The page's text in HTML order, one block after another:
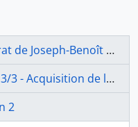
Benoît Suvée (1792-1807)
des terrains, administration, restauration du palais Mancini
2